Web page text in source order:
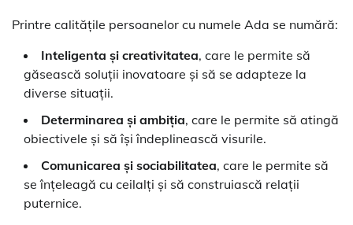
Printre calitățile persoanelor cu numele Ada se numără:
Inteligenta și creativitatea, care le permite să
găsească soluții inovatoare și să se adapteze la
diverse situații.
Determinarea și ambiția, care le permite să atingă
obiectivele și să își îndeplinească visurile.
Comunicarea și sociabilitatea, care le permite să
se înțeleagă cu ceilalți și să construiască relații
puternice.